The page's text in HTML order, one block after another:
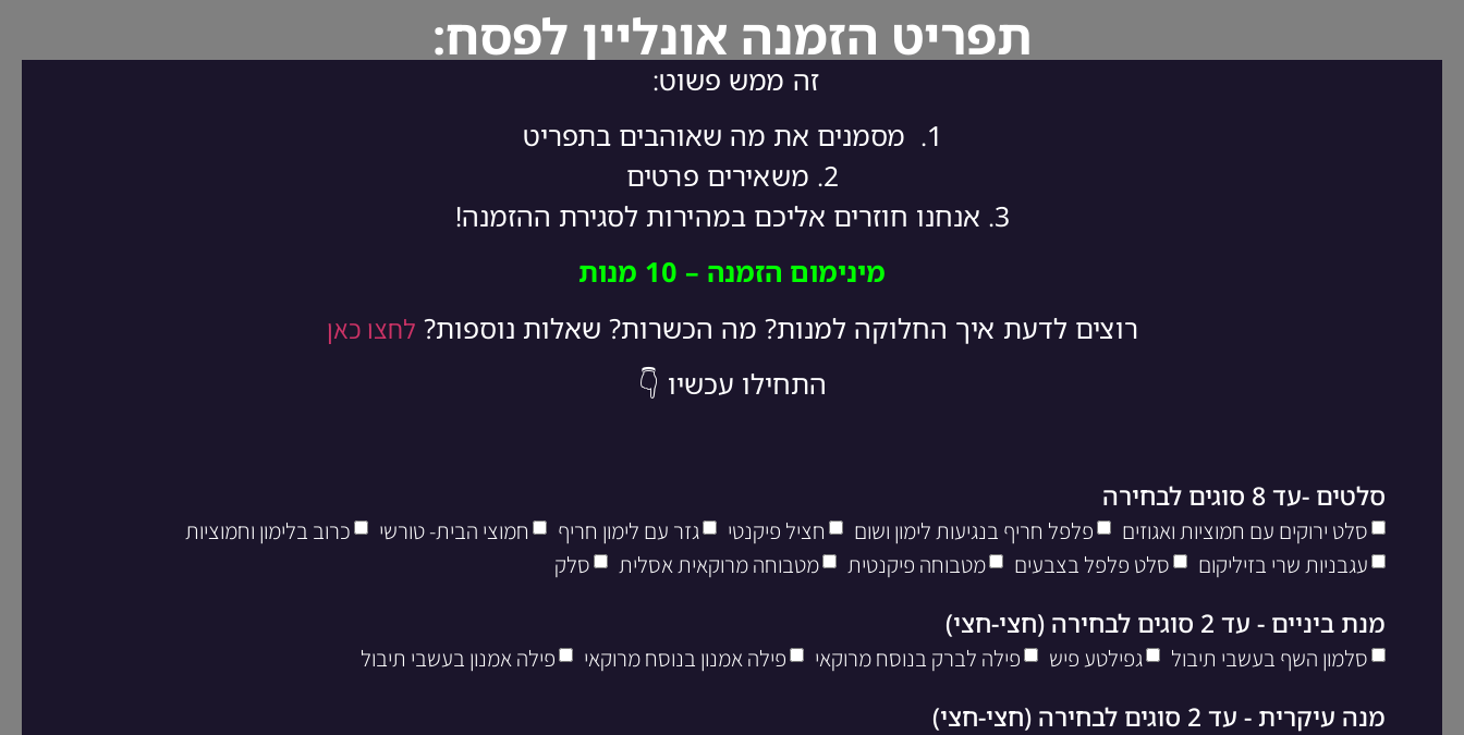
תפריט הזמנה אונליין לפסח:
זה ממש פשוט:
1.
מסמנים את מה שאוהבים בתפריט
2. משאירים פרטים
3. אנחנו חוזרים אליכם במהירות לסגירת ההזמנה!
מינימום הזמנה – 10 מנות
רוצים לדעת איך החלוקה למנות? מה הכשרות? שאלות נוספות? לחצו כאן
התחילו עכשיו 👇
סלטים -עד 8 סוגים לבחירה
סלט ירוקים עם חמוציות ואגוזים פלפל חריף בנגיעות לימון ושום חציל פיקנטי גזר עם לימון חריף חמוצי הבית- טורשי
כרוב בלימון וחמוציות
עגבניות שרי בזיליקום
סלט פלפל בצבעים מטבוחה פיקנטית מטבוחה מרוקאית אסלית סלק
מנת ביניים - עד 2 סוגים לבחירה (חצי-חצי)
סלמון השף בעשבי תיבול גפילטע פיש פילה לברק בנוסח מרוקאי פילה אמנון בנוסח מרוקאי פילה אמנון בעשבי תיבול
מנה עיקרית - עד 2 סוגים לבחירה (חצי-חצי)